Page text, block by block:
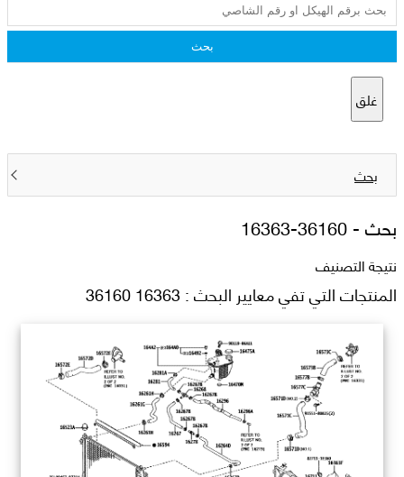
بحث
غلق
بحث
بحث -16363-36160
نتيجة التصنيف
المنتجات التي تفي معايير البحث : 16363 36160